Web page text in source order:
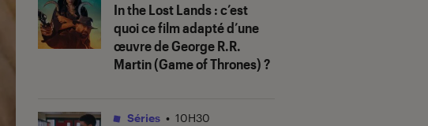
In the Lost Lands: c’est
quoi ce film adapté d’une
œuvre de George R.R.
Martin (Game of Thrones) ?
Séries • 10H30